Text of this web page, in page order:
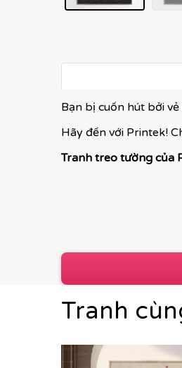
Bạn bị cuốn hút bởi
Hãy đến với Printek!
Tranh treo tường của
Tranh